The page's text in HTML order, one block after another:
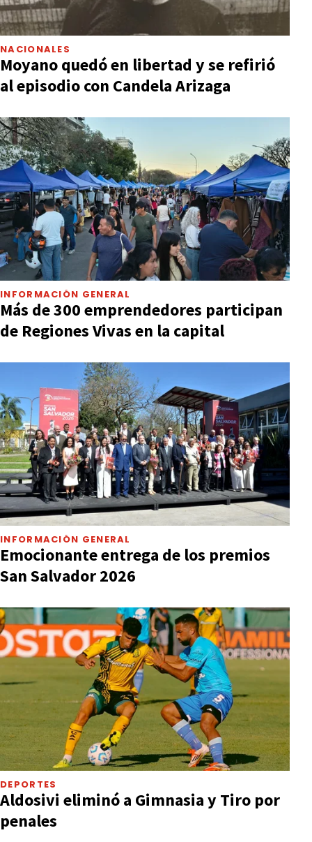
NACIONALES
Moyano quedó en libertad y se refirió
al episodio con Candela Arizaga
INFORMACIÓN GENERAL
Más de 300 emprendedores participan
de Regiones Vivas en la capital
INFORMACIÓN GENERAL
Emocionante entrega de los premios
San Salvador 2026
DEPORTES
Aldosivi eliminó a Gimnasia y Tiro por
penales